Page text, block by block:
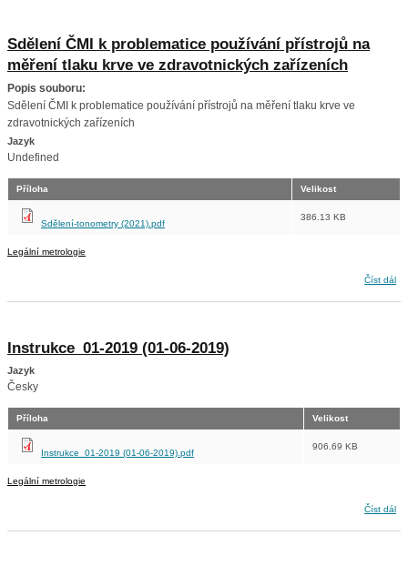
Sdělení ČMI k problematice používání přístrojů na
měření tlaku krve ve zdravotnických zařízeních
Popis souboru:
Sdělení ČMI k problematice používání přístrojů na měření tlaku krve ve
zdravotnických zařízeních
Jazyk
Undefined
Příloha Velikost
Sdělení-tonometry (2021).pdf
386.13 KB
Legální metrologie
Číst dál
Sdělení ČMI k problematice používání přístrojů na měření tlaku krve ve zdravotnických
Instrukce_01-2019 (01-06-2019)
Jazyk
Česky
Příloha Velikost
Instrukce_01-2019 (01-06-2019).pdf
906.69 KB
Legální metrologie
Číst dál